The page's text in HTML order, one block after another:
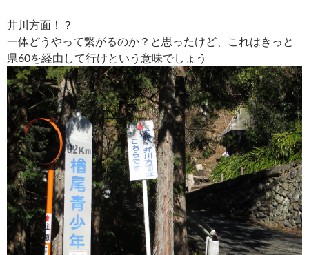
井川方面！？
一体どうやって繋がるのか？と思ったけど、これはきっと
県60を経由して行けという意味でしょう